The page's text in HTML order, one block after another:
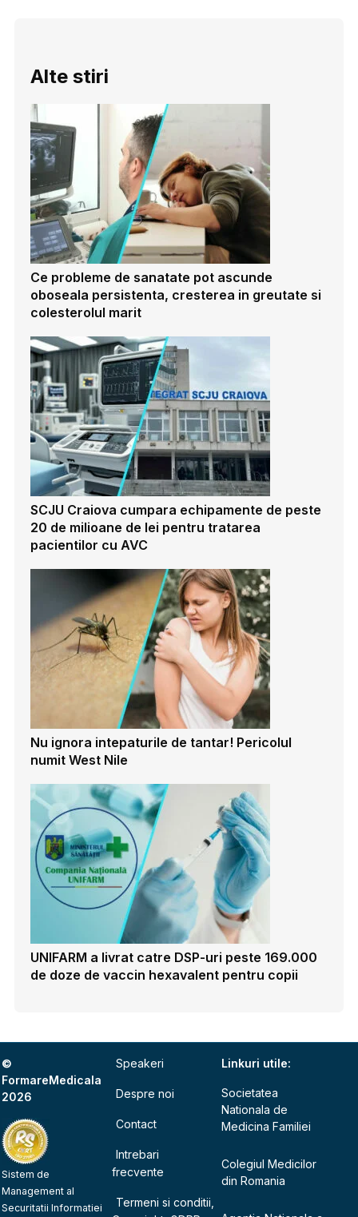
Alte stiri
Ce probleme de sanatate pot ascunde
oboseala persistenta, cresterea in greutate si
colesterolul marit
SCJU Craiova cumpara echipamente de peste
20 de milioane de lei pentru tratarea
pacientilor cu AVC
Nu ignora intepaturile de tantar! Pericolul
numit West Nile
UNIFARM a livrat catre DSP-uri peste 169.000
de doze de vaccin hexavalent pentru copii
©
FormareMedicala
2026
Sistem de
Management al
Securitatii Informatiei
Speakeri
Despre noi
Contact
Intrebari
frecvente
Termeni si conditii,
Linkuri utile:
Societatea
Nationala de
Medicina Familiei
Colegiul Medicilor
din Romania